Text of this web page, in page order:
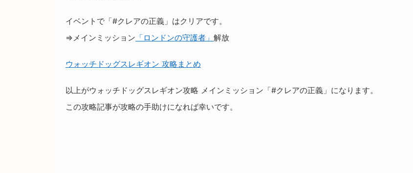
イベントで「#クレアの正義」はクリアです。
⇒メインミッション 「ロンドンの守護者」 解放
ウォッチドッグスレギオン 攻略まとめ
以上がウォッチドッグスレギオン攻略 メインミッション「#クレアの正義」になります。
この攻略記事が攻略の手助けになれば幸いです。